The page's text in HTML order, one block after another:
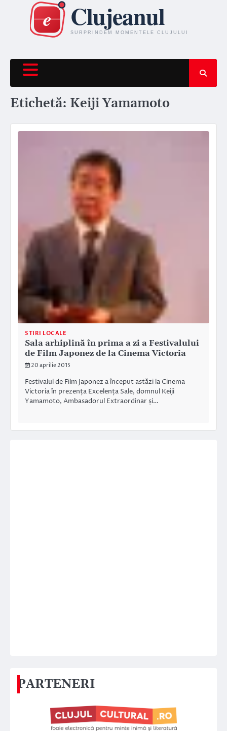
content
Etichetă: Keiji Yamamoto
STIRI LOCALE
Sala arhiplină în prima a zi a Festivalului
de Film Japonez de la Cinema Victoria
20 aprilie 2015
Festivalul de Film Japonez a început astăzi la Cinema
Victoria în prezența Excelența Sale, domnul Keiji
Yamamoto, Ambasadorul Extraordinar și…
PARTENERI